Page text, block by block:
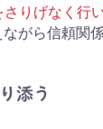
りげなく行
がら信頼関
添う